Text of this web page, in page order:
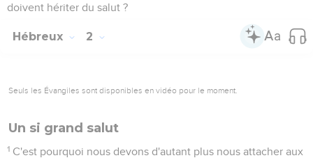
doivent hériter du salut ?
Hébreux 2
Seuls les Évangiles sont disponibles en vidéo pour le moment.
Un si grand salut
1 C'est pourquoi nous devons d'autant plus nous attacher aux